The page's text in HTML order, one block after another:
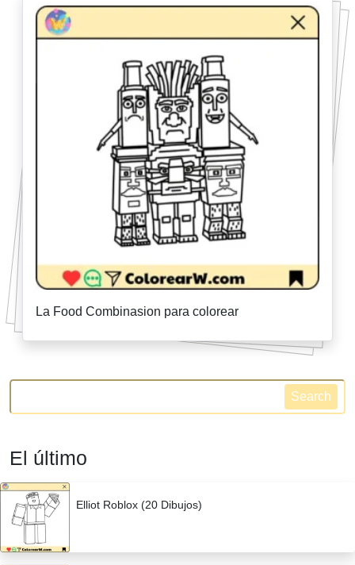
La Food Combinasion para colorear
Search
El último
Elliot Roblox (20 Dibujos)